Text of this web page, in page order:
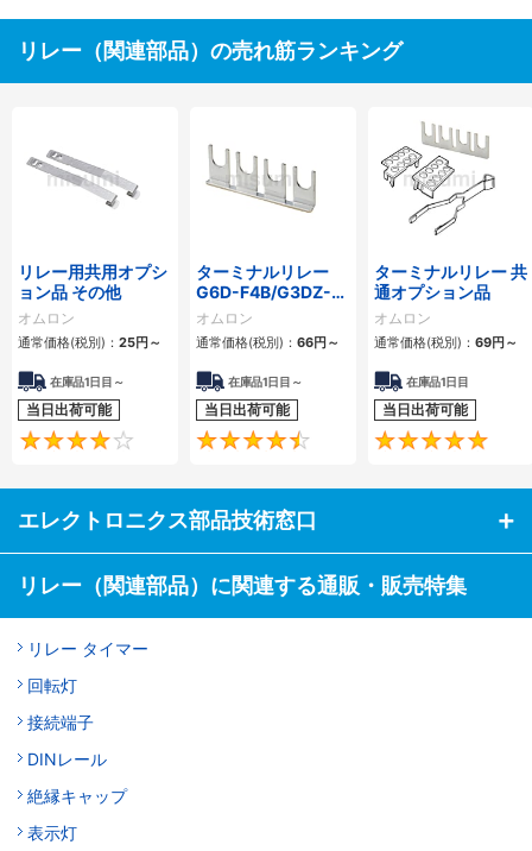
リレー（関連部品）の売れ筋ランキング
リレー用共用オプシ
ョン品 その他
オムロン
通常価格(税別)： 25円 ～
在庫品1日目～
当日出荷可能
4.3
ターミナルリレー
G6D-F4B/G3DZ-
F4Bオプション品
オムロン
通常価格(税別)： 66円 ～
在庫品1日目～
当日出荷可能
4.4
ターミナルリレー 共
通オプション品
オムロン
通常価格(税別)： 69円 ～
在庫品1日目
当日出荷可能
エレクトロニクス部品技術窓口
リレー（関連部品）に関連する通販・販売特集
リレー タイマー
回転灯
接続端子
DINレール
絶縁キャップ
表示灯